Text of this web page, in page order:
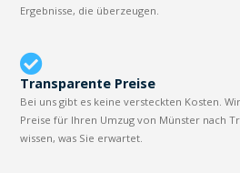
Ergebnisse, die überzeugen.
Transparente Preise
Bei uns gibt es keine versteckten Kosten.
Preise für Ihren Umzug von Münster nach
wissen, was Sie erwartet.